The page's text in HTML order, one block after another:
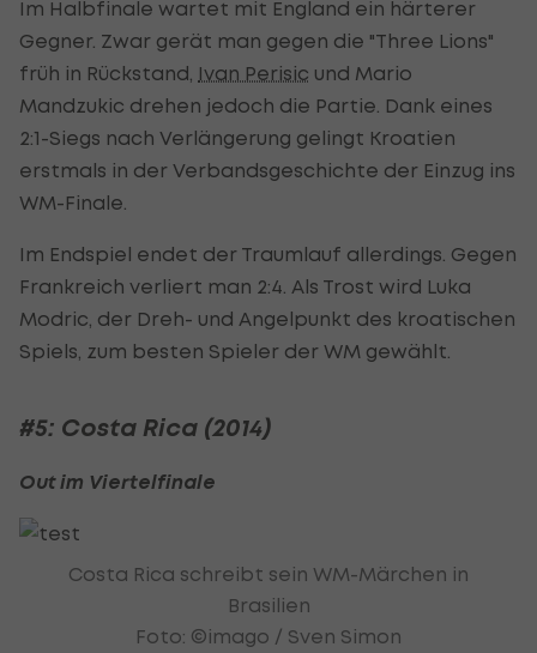
Im Halbfinale wartet mit England ein härterer
Gegner. Zwar gerät man gegen die "Three Lions"
früh in Rückstand, Ivan Perisic und Mario
Mandzukic drehen jedoch die Partie. Dank eines
2:1-Siegs nach Verlängerung gelingt Kroatien
erstmals in der Verbandsgeschichte der Einzug ins
WM-Finale.
Im Endspiel endet der Traumlauf allerdings. Gegen
Frankreich verliert man 2:4. Als Trost wird Luka
Modric, der Dreh- und Angelpunkt des kroatischen
Spiels, zum besten Spieler der WM gewählt.
#5: Costa Rica (2014)
Out im Viertelfinale
Costa Rica schreibt sein WM-Märchen in
Brasilien
Foto: ©imago / Sven Simon